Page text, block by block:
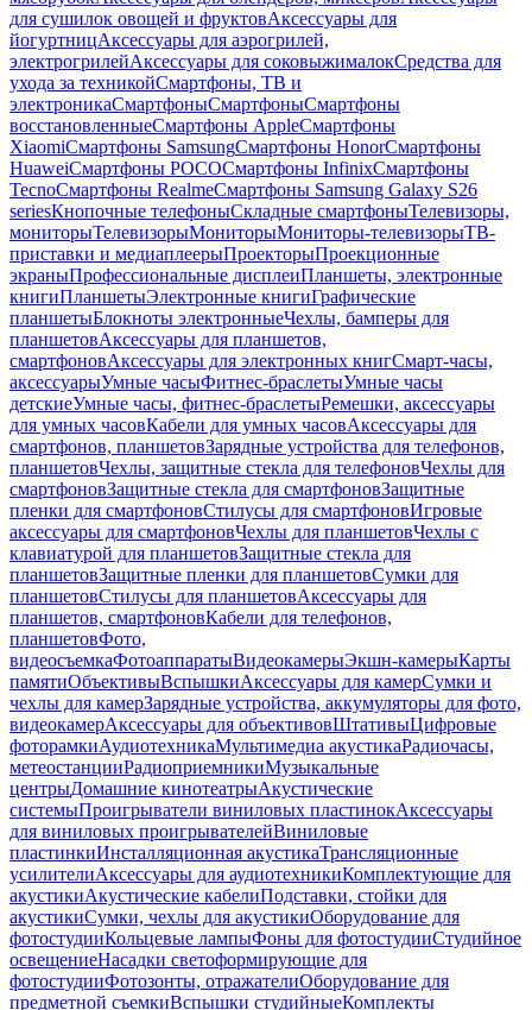
для сушилок овощей и фруктовАксессуары для
йогуртницАксессуары для аэрогрилей,
электрогрилейАксессуары для соковыжималокСредства для
ухода за техникойСмартфоны, ТВ и
электроникаСмартфоныСмартфоныСмартфоны
восстановленныеСмартфоны AppleСмартфоны
XiaomiСмартфоны SamsungСмартфоны HonorСмартфоны
HuaweiСмартфоны POCOСмартфоны InfinixСмартфоны
TecnoСмартфоны RealmeСмартфоны Samsung Galaxy S26
seriesКнопочные телефоныСкладные смартфоныТелевизоры,
мониторыТелевизорыМониторыМониторы-телевизорыТВ-
приставки и медиаплеерыПроекторыПроекционные
экраныПрофессиональные дисплеиПланшеты, электронные
книгиПланшетыЭлектронные книгиГрафические
планшетыБлокноты электронныеЧехлы, бамперы для
планшетовАксессуары для планшетов,
смартфоновАксессуары для электронных книгСмарт-часы,
аксессуарыУмные часыФитнес-браслетыУмные часы
детскиеУмные часы, фитнес-браслетыРемешки, аксессуары
для умных часовКабели для умных часовАксессуары для
смартфонов, планшетовЗарядные устройства для телефонов,
планшетовЧехлы, защитные стекла для телефоновЧехлы для
смартфоновЗащитные стекла для смартфоновЗащитные
пленки для смартфоновСтилусы для смартфоновИгровые
аксессуары для смартфоновЧехлы для планшетовЧехлы с
клавиатурой для планшетовЗащитные стекла для
планшетовЗащитные пленки для планшетовСумки для
планшетовСтилусы для планшетовАксессуары для
планшетов, смартфоновКабели для телефонов,
планшетовФото,
видеосъемкаФотоаппаратыВидеокамерыЭкшн-камерыКарты
памятиОбъективыВспышкиАксессуары для камерСумки и
чехлы для камерЗарядные устройства, аккумуляторы для фото,
видеокамерАксессуары для объективовШтативыЦифровые
фоторамкиАудиотехникаМультимедиа акустикаРадиочасы,
метеостанцииРадиоприемникиМузыкальные
центрыДомашние кинотеатрыАкустические
системыПроигрыватели виниловых пластинокАксессуары
для виниловых проигрывателейВиниловые
пластинкиИнсталляционная акустикаТрансляционные
усилителиАксессуары для аудиотехникиКомплектующие для
акустикиАкустические кабелиПодставки, стойки для
акустикиСумки, чехлы для акустикиОборудование для
фотостудииКольцевые лампыФоны для фотостудииСтудийное
освещениеНасадки светоформирующие для
фотостудииФотозонты, отражателиОборудование для
предметной съемкиВспышки студийныеКомплекты